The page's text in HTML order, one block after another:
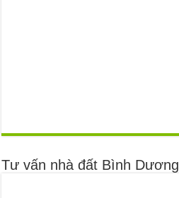
Tư vấn nhà đất Bình Dương